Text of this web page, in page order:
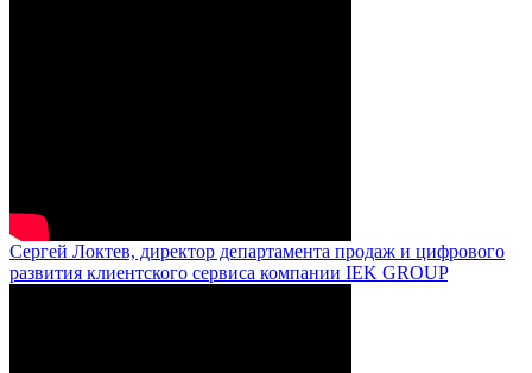
Сергей Локтев, директор департамента продаж и цифрового
развития клиентского сервиса компании IEK GROUP